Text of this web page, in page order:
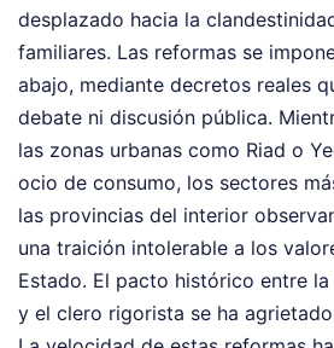
desplazado hacia la
familiares. Las reformas se
abajo, mediante decretos reales
debate ni discusión pública.
las zonas urbanas como Riad o
ocio de consumo, los sectores
las provincias del interior
una traición intolerable a los
Estado. El pacto histórico entre
y el clero rigorista se ha